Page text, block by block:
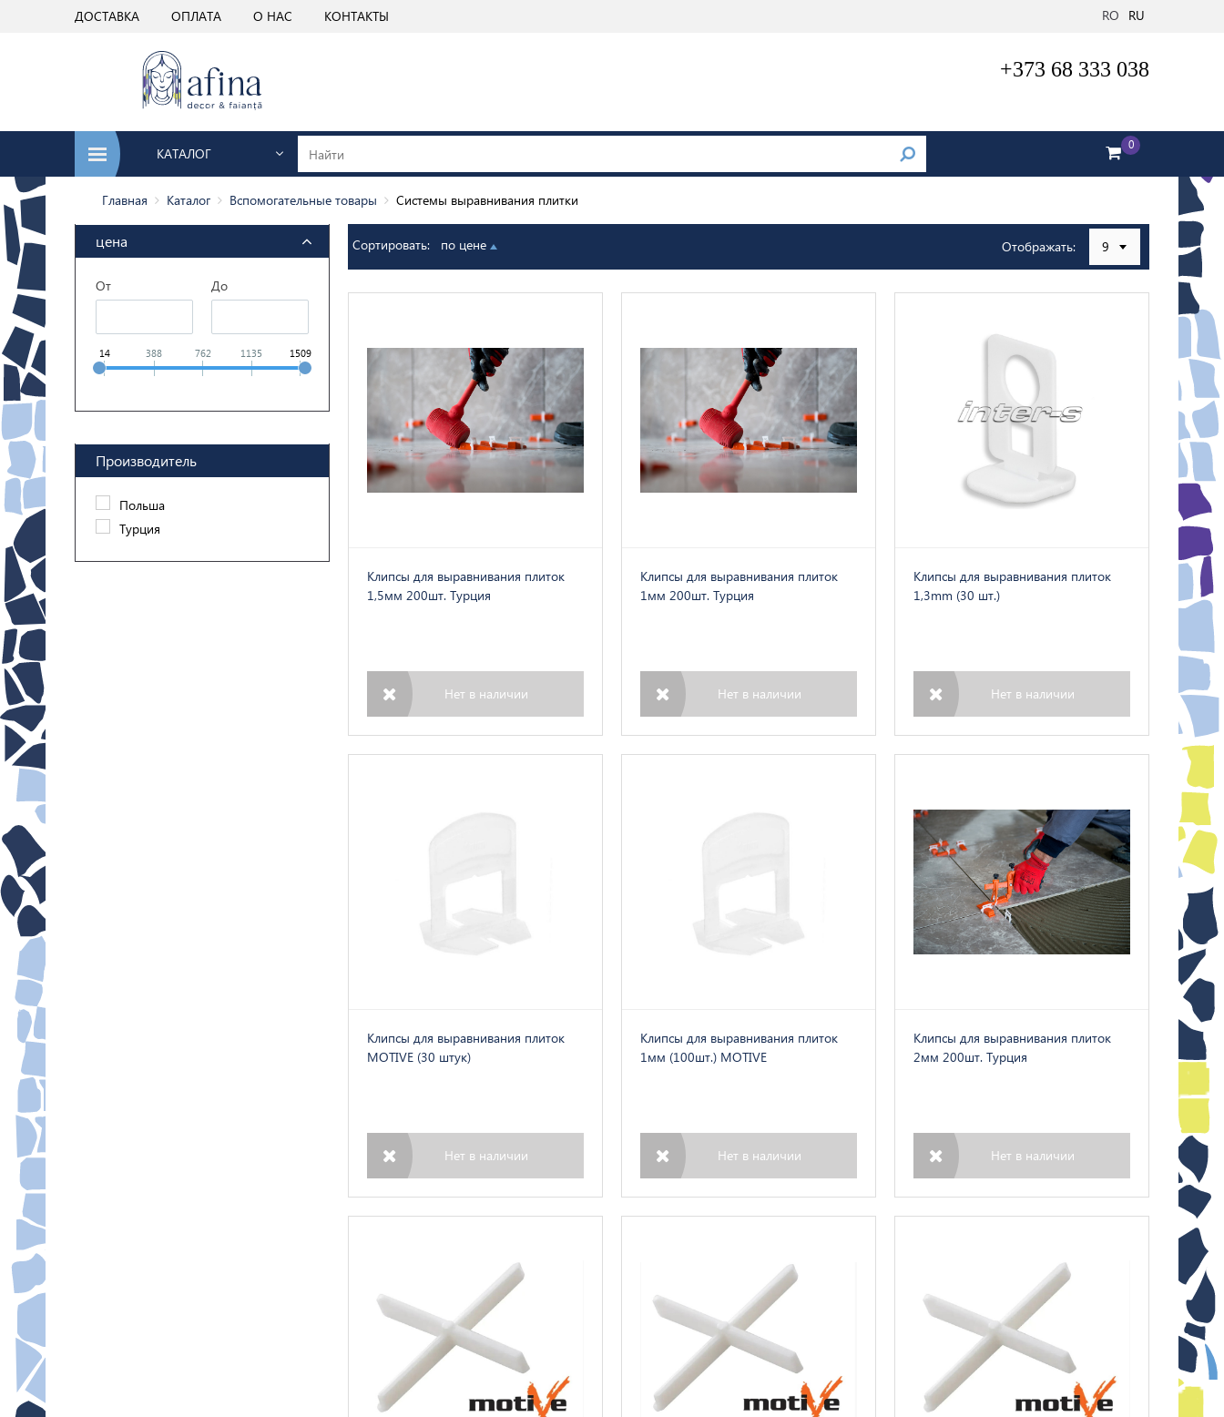
ДОСТАВКА ОПЛАТА О НАС КОНТАКТЫ RO RU
+373 68 333 038
КАТАЛОГ
0
Главная Каталог Вспомогательные товары Системы выравнивания плитки
цена
От До
14 388 762 1135 1509
Производитель
Польша
Турция
Сортировать: по цене Отображать: 9
Клипсы для выравнивания плиток
1,5мм 200шт. Турция
Нет в наличии
Клипсы для выравнивания плиток
1мм 200шт. Турция
Нет в наличии
Клипсы для выравнивания плиток
1,3mm (30 шт.)
Нет в наличии
Клипсы для выравнивания плиток
MOTIVE (30 штук)
Нет в наличии
Клипсы для выравнивания плиток
1мм (100шт.) MOTIVE
Нет в наличии
Клипсы для выравнивания плиток
2мм 200шт. Турция
Нет в наличии